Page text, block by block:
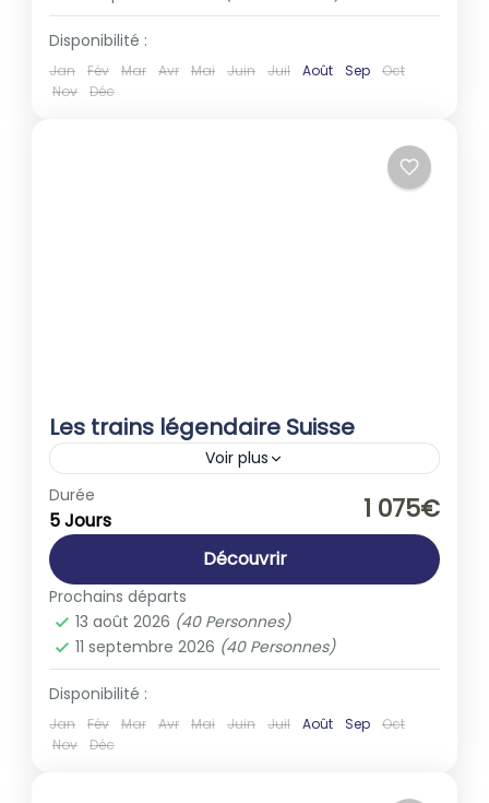
Disponibilité :
Jan Fév Mar Avr Mai Juin Juil Août Sep
Oct
Nov
Déc
Les trains légendaire Suisse
Voir plus
Europe
1-40 People
Durée
5 Jours 1 075€
Découvrir
Prochains départs
13 août 2026 (40 Personnes)
11 septembre 2026 (40 Personnes)
Disponibilité :
Jan Fév Mar Avr Mai Juin Juil Août Sep
Oct
Nov
Déc